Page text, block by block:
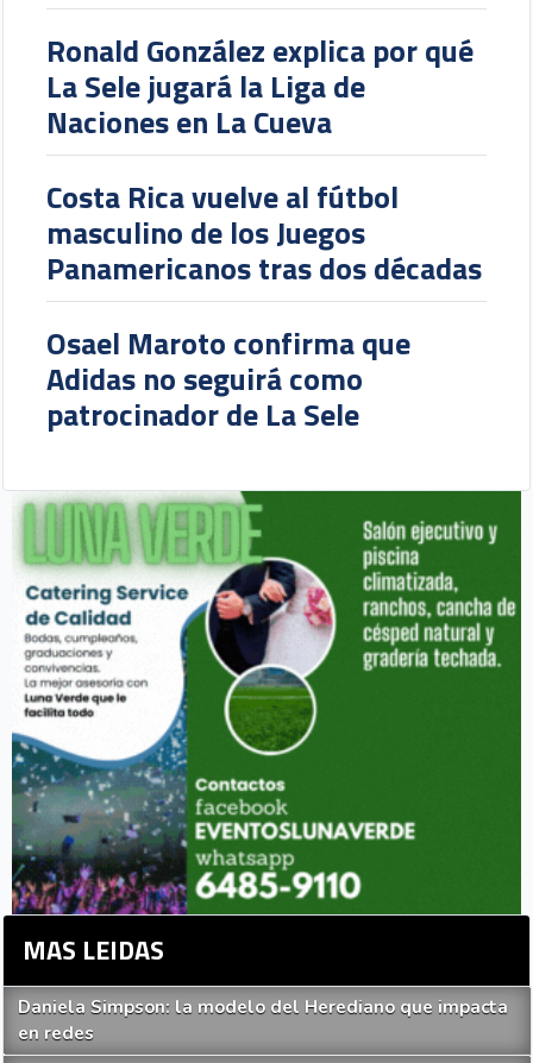
Ronald González explica por qué
La Sele jugará la Liga de
Naciones en La Cueva
Costa Rica vuelve al fútbol
masculino de los Juegos
Panamericanos tras dos décadas
Osael Maroto confirma que
Adidas no seguirá como
patrocinador de La Sele
MAS LEIDAS
Daniela Simpson: la modelo del Herediano que impacta
en redes